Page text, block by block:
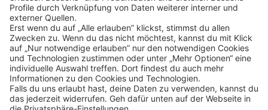
Klickehier, um alle offenen Jobs zu sehen.
Impressum Datenschutz
Privatsphäre-Einstellungen
FAQ
Veranstaltungen